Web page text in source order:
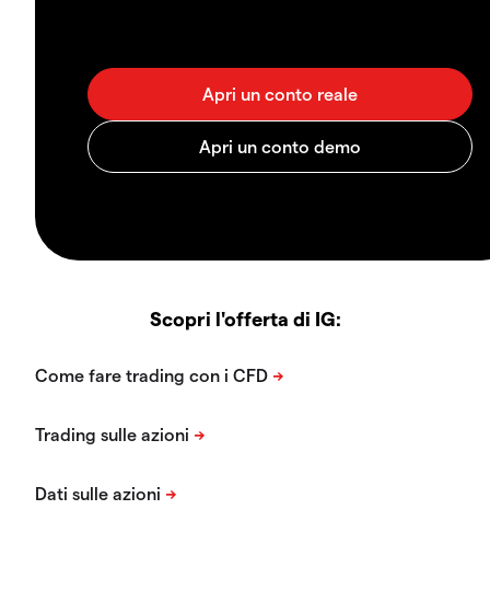
Scopri l'offerta di IG: